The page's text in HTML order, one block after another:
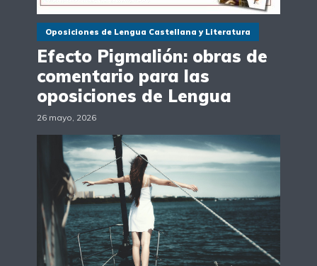
Oposiciones de Lengua Castellana y Literatura
Efecto Pigmalión: obras de
comentario para las
oposiciones de Lengua
26 mayo, 2026